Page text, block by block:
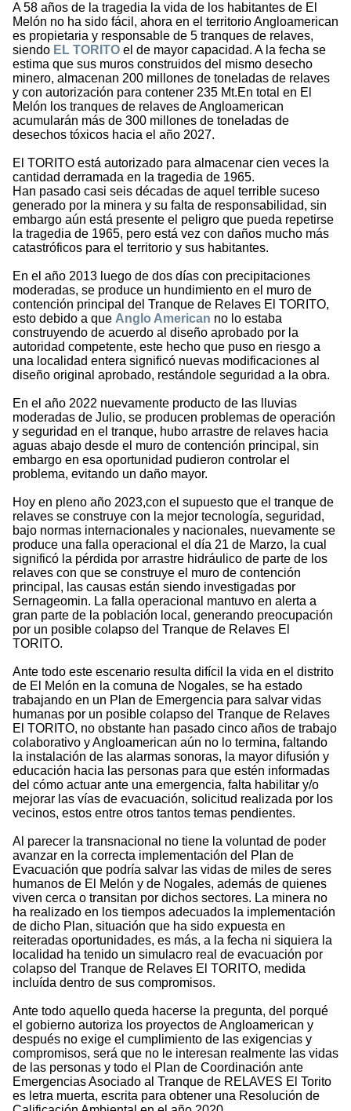
A 58 años de la tragedia la vida de los habitantes de El
Melón no ha sido fácil, ahora en el territorio Angloamerican
es propietaria y responsable de 5 tranques de relaves,
siendo EL TORITO el de mayor capacidad. A la fecha se
estima que sus muros construidos del mismo desecho
minero, almacenan 200 millones de toneladas de relaves
y con autorización para contener 235 Mt.En total en El
Melón los tranques de relaves de Angloamerican
acumularán más de 300 millones de toneladas de
desechos tóxicos hacia el año 2027.
El TORITO está autorizado para almacenar cien veces la
cantidad derramada en la tragedia de 1965.
Han pasado casi seis décadas de aquel terrible suceso
generado por la minera y su falta de responsabilidad, sin
embargo aún está presente el peligro que pueda repetirse
la tragedia de 1965, pero está vez con daños mucho más
catastróficos para el territorio y sus habitantes.
En el año 2013 luego de dos días con precipitaciones
moderadas, se produce un hundimiento en el muro de
contención principal del Tranque de Relaves El TORITO,
esto debido a que Anglo American no lo estaba
construyendo de acuerdo al diseño aprobado por la
autoridad competente, este hecho que puso en riesgo a
una localidad entera significó nuevas modificaciones al
diseño original aprobado, restándole seguridad a la obra.
En el año 2022 nuevamente producto de las lluvias
moderadas de Julio, se producen problemas de operación
y seguridad en el tranque, hubo arrastre de relaves hacia
aguas abajo desde el muro de contención principal, sin
embargo en esa oportunidad pudieron controlar el
problema, evitando un daño mayor.
Hoy en pleno año 2023,con el supuesto que el tranque de
relaves se construye con la mejor tecnología, seguridad,
bajo normas internacionales y nacionales, nuevamente se
produce una falla operacional el día 21 de Marzo, la cual
significó la pérdida por arrastre hidráulico de parte de los
relaves con que se construye el muro de contención
principal, las causas están siendo investigadas por
Sernageomin. La falla operacional mantuvo en alerta a
gran parte de la población local, generando preocupación
por un posible colapso del Tranque de Relaves El
TORITO.
Ante todo este escenario resulta difícil la vida en el distrito
de El Melón en la comuna de Nogales, se ha estado
trabajando en un Plan de Emergencia para salvar vidas
humanas por un posible colapso del Tranque de Relaves
El TORITO, no obstante han pasado cinco años de trabajo
colaborativo y Angloamerican aún no lo termina, faltando
la instalación de las alarmas sonoras, la mayor difusión y
educación hacia las personas para que estén informadas
del cómo actuar ante una emergencia, falta habilitar y/o
mejorar las vías de evacuación, solicitud realizada por los
vecinos, estos entre otros tantos temas pendientes.
Al parecer la transnacional no tiene la voluntad de poder
avanzar en la correcta implementación del Plan de
Evacuación que podría salvar las vidas de miles de seres
humanos de El Melón y de Nogales, además de quienes
viven cerca o transitan por dichos sectores. La minera no
ha realizado en los tiempos adecuados la implementación
de dicho Plan, situación que ha sido expuesta en
reiteradas oportunidades, es más, a la fecha ni siquiera la
localidad ha tenido un simulacro real de evacuación por
colapso del Tranque de Relaves El TORITO, medida
incluída dentro de sus compromisos.
Ante todo aquello queda hacerse la pregunta, del porqué
el gobierno autoriza los proyectos de Angloamerican y
después no exige el cumplimiento de las exigencias y
compromisos, será que no le interesan realmente las vidas
de las personas y todo el Plan de Coordinación ante
Emergencias Asociado al Tranque de RELAVES El Torito
es letra muerta, escrita para obtener una Resolución de